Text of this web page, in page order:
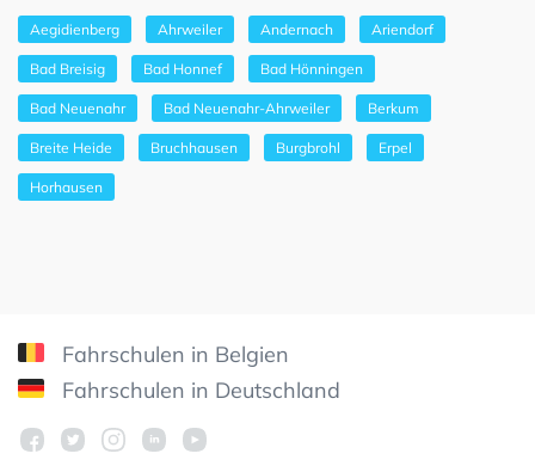
Aegidienberg Ahrweiler Andernach Ariendorf
Bad Breisig Bad Honnef Bad Hönningen
Bad Neuenahr Bad Neuenahr-Ahrweiler Berkum
Breite Heide Bruchhausen Burgbrohl Erpel
Horhausen
Fahrschulen in Belgien
Fahrschulen in Deutschland